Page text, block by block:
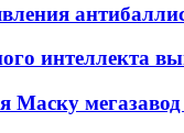
интеллекта
Маску